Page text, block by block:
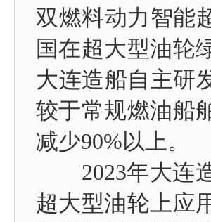
双燃料动力智能
国在超大型油轮
大连造船自主研
较于常规燃油船
减少90%以上。
2023年大连造
超大型油轮上应